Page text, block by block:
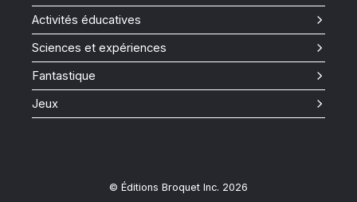
Activités éducatives
Sciences et expériences
Fantastique
Jeux
© Éditions Broquet Inc. 2026